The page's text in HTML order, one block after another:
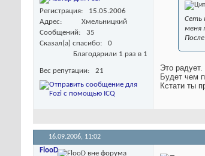
Регистрация
15.05.2006
Адрес
Хмельницкий
Сообщений
35
Сказал(а) спасибо
0
Благодарили 1 раз в 1
Вес репутации 21
Сеть
меня
Это радует.
Будет чем
Кстати ты
16.09.2006, 11:02
FlooD